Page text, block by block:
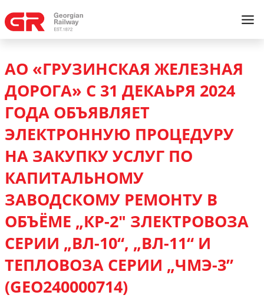
АО «ГРУЗИНСКАЯ ЖЕЛЕЗНАЯ
ДОРОГА» С 31 ДЕКАЬРЯ 2024
ГОДА ОБЪЯВЛЯЕТ
ЭЛЕКТРОННУЮ ПРОЦЕДУРУ
НА ЗАКУПКУ УСЛУГ ПО
КАПИТАЛЬНОМУ
ЗАВОДСКОМУ РЕМОНТУ В
ОБЪЁМЕ „КР-2" ЗЛЕКТРОВОЗА
СЕРИИ „ВЛ-10“, „ВЛ-11“ И
ТЕПЛОВОЗА СЕРИИ „ЧМЭ-3”
(GEO240000714)